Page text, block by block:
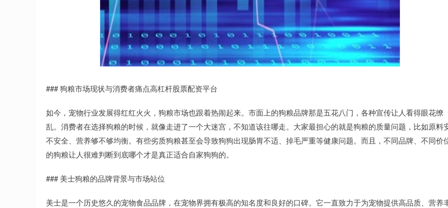
### 狗粮市场现状与消费者痛点高杠杆股票配资平台
如今，宠物行业发展得红红火火，狗粮市场也跟着热闹起来。市面上的狗粮品牌那是五花八门，各种宣传让人看得眼花缭
乱。消费者在选择狗粮的时候，就像走进了一个大迷宫，不知道该往哪走。大家最担心的就是狗粮的质量问题，比如原料
不安全、营养够不够均衡。有些劣质狗粮甚至会导致狗狗出现肠胃不适、掉毛严重等健康问题。而且，不同品牌、不同价
的狗粮让人很难判断到底哪个才是真正适合自家狗狗的。
### 美士狗粮的品牌背景与市场站位
美士是一个历史悠久的宠物食品品牌，在宠物界拥有极高的知名度和良好的口碑。它一直致力于为宠物提供高品质、营养